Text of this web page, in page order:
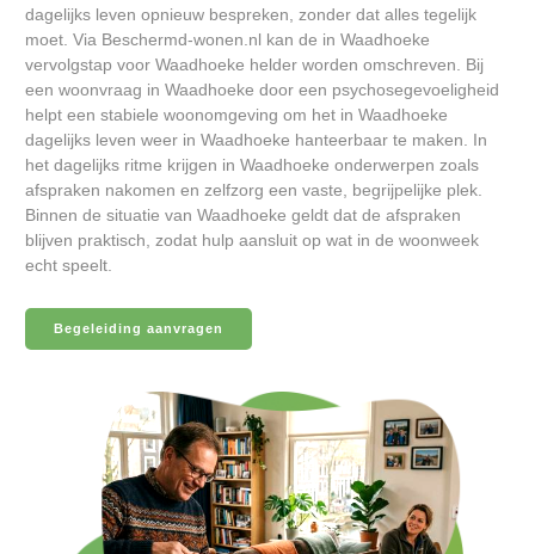
dagelijks leven opnieuw bespreken, zonder dat alles tegelijk
moet. Via Beschermd-wonen.nl kan de in Waadhoeke
vervolgstap voor Waadhoeke helder worden omschreven. Bij
een woonvraag in Waadhoeke door een psychosegevoeligheid
helpt een stabiele woonomgeving om het in Waadhoeke
dagelijks leven weer in Waadhoeke hanteerbaar te maken. In
het dagelijks ritme krijgen in Waadhoeke onderwerpen zoals
afspraken nakomen en zelfzorg een vaste, begrijpelijke plek.
Binnen de situatie van Waadhoeke geldt dat de afspraken
blijven praktisch, zodat hulp aansluit op wat in de woonweek
echt speelt.
Begeleiding aanvragen